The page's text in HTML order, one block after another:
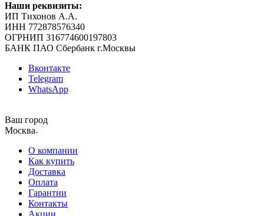
Наши реквизиты:
ИП Тихонов А.А.
ИНН 772878576340
ОГРНИП 316774600197803
БАНК ПАО Сбербанк г.Москвы
Вконтакте
Telegram
WhatsApp
Ваш город
Москва
О компании
Как купить
Доставка
Оплата
Гарантии
Контакты
Акции